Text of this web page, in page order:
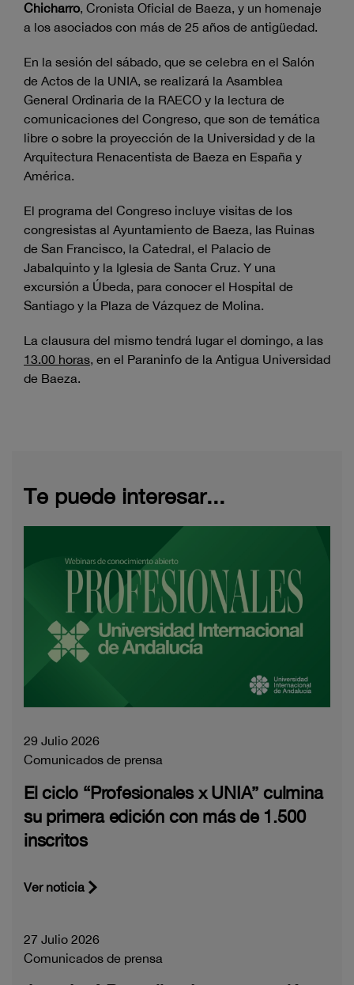
Chicharro, Cronista Oficial de Baeza, y un homenaje
a los asociados con más de 25 años de antigüedad.
En la sesión del sábado, que se celebra en el Salón
de Actos de la UNIA, se realizará la Asamblea
General Ordinaria de la RAECO y la lectura de
comunicaciones del Congreso, que son de temática
libre o sobre la proyección de la Universidad y de la
Arquitectura Renacentista de Baeza en España y
América.
El programa del Congreso incluye visitas de los
congresistas al Ayuntamiento de Baeza, las Ruinas
de San Francisco, la Catedral, el Palacio de
Jabalquinto y la Iglesia de Santa Cruz. Y una
excursión a Úbeda, para conocer el Hospital de
Santiago y la Plaza de Vázquez de Molina.
La clausura del mismo tendrá lugar el domingo, a las
13.00 horas, en el Paraninfo de la Antigua Universidad
de Baeza.
Te puede interesar...
29 Julio 2026
Comunicados de prensa
El ciclo “Profesionales x UNIA” culmina
su primera edición con más de 1.500
inscritos
Ver noticia
27 Julio 2026
Comunicados de prensa